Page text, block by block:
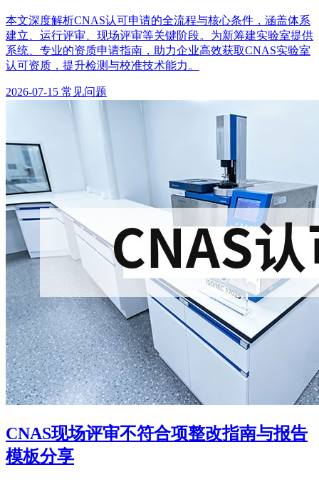
本文深度解析CNAS认可申请的全流程与核心条件，涵盖体系
建立、运行评审、现场评审等关键阶段。为新筹建实验室提供
系统、专业的资质申请指南，助力企业高效获取CNAS实验室
认可资质，提升检测与校准技术能力。
2026-07-15 常见问题
CNAS现场评审不符合项整改指南与报告
模板分享